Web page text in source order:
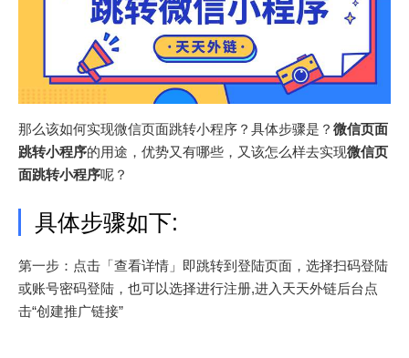
那么该如何实现微信页面跳转小程序？具体步骤是？ 微信页面
跳转小程序的用途，优势又有哪些，又该怎么样去实现微信页
面跳转小程序呢？
具体步骤如下:
第一步：点击「查看详情」即跳转到登陆页面，选择扫码登陆
或账号密码登陆，也可以选择进行注册,进入天天外链后台点
击“创建推广链接”